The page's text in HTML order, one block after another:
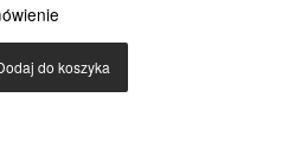
do koszyka